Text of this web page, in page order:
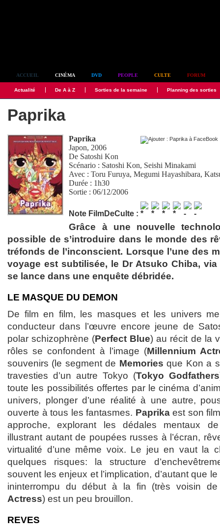
ACCUEIL CINÉMA DVD PEOPLE CULTE FORUM
Actualité De A à Z Sorties de la semaine Planning des sorties
Paprika
Paprika
Japon, 2006
De Satoshi Kon
Scénario : Satoshi Kon, Seishi Minakami
Avec :Toru Furuya,Megumi Hayashibara,
Durée : 1h30
Sortie : 06/12/2006
Note FilmDeCulte :
Grâce à une nouvelle
possible de s’introduire dans le monde des
tréfonds de l’inconscient. Lorsque l’une des
voyage est subtilisée, le Dr Atsuko Chiba,
se lance dans une enquête débridée.
LE MASQUE DU DEMON
De film en film, les masques et les univers
conducteur dans l’œuvre encore jeune de
polar schizophrène (Perfect Blue) au récit de la
rôles se confondent à l’image (Millennium
souvenirs (le segment de Memories que Kon a
travesties d’un autre Tokyo (Tokyo Godfathers
toute les possibilités offertes par le cinéma
univers, plonger d’une réalité à une autre,
ouverte à tous les fantasmes. Paprikaest son
approche, explorant les dédales mentaux
illustrant autant de poupées russes à l’écran,
virtualité d’une même voix. Le jeu en vaut la
quelques risques: la structure
souvent les enjeux et l’implication, d’autant que
ininterrompu du début à la fin (très voisin
Actress) est un peu brouillon.
REVES